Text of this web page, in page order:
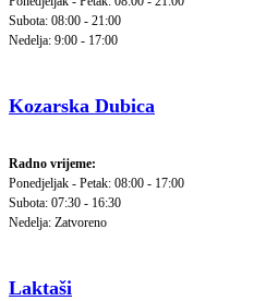
Subota: 08:00 - 21:00
Nedelja: 9:00 - 17:00
Kozarska Dubica
Radno vrijeme:
Ponedjeljak - Petak: 08:00 - 17:00
Subota: 07:30 - 16:30
Nedelja: Zatvoreno
Laktaši